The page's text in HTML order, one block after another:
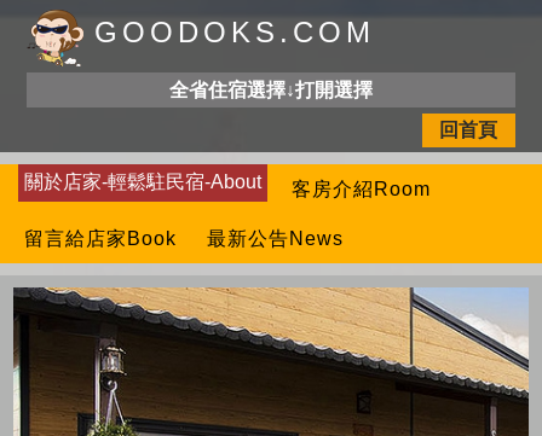
GOODOKS.COM
全省住宿選擇↓打開選擇
回首頁
關於店家-輕鬆駐民宿-About 客房介紹Room
留言給店家Book 最新公告News